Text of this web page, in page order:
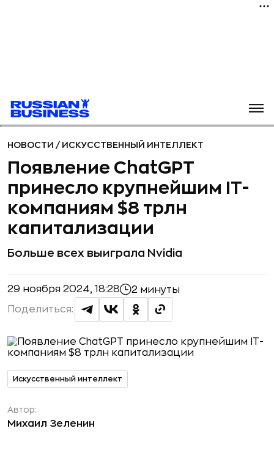
НОВОСТИ / ИСКУССТВЕННЫЙ ИНТЕЛЛЕКТ
Появление ChatGPT
принесло крупнейшим IT-
компаниям $8 трлн
капитализации
Больше всех выиграла Nvidia
29 ноября 2024, 18:28 2 минуты
Поделиться:
Искусственный интеллект
Автор:
Михаил Зеленин